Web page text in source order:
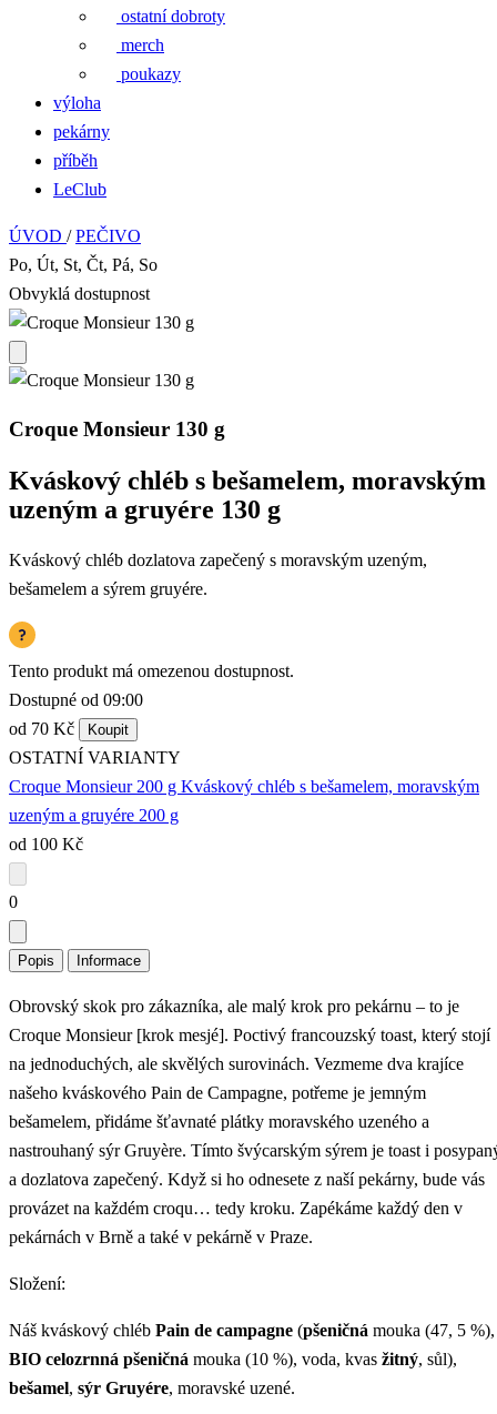
ostatní dobroty
merch
poukazy
výloha
pekárny
příběh
LeClub
ÚVOD / PEČIVO
Po, Út, St, Čt, Pá, So
Obvyklá dostupnost
Croque Monsieur 130 g
Kváskový chléb s bešamelem, moravským
uzeným a gruyére 130 g
Kváskový chléb dozlatova zapečený s moravským uzeným,
bešamelem a sýrem gruyére.
Tento produkt má omezenou dostupnost.
Dostupné od 09:00
od 70 Kč
Koupit
OSTATNÍ VARIANTY
Croque Monsieur 200 g Kváskový chléb s bešamelem, moravským
uzeným a gruyére 200 g
od 100 Kč
0
Popis Informace
Obrovský skok pro zákazníka, ale malý krok pro pekárnu – to je
Croque Monsieur [krok mesjé]. Poctivý francouzský toast, který stojí
na jednoduchých, ale skvělých surovinách. Vezmeme dva krajíce
našeho kváskového Pain de Campagne, potřeme je jemným
bešamelem, přidáme šťavnaté plátky moravského uzeného a
nastrouhaný sýr Gruyère. Tímto švýcarským sýrem je toast i
a dozlatova zapečený. Když si ho odnesete z naší pekárny, bude vás
provázet na každém croqu… tedy kroku. Zapékáme každý den v
pekárnách v Brně a také v pekárně v Praze.
Složení:
Náš kváskový chléb Pain de campagne (pšeničná mouka (47, 5 %),
BIO celozrnná pšeničná mouka (10 %), voda, kvas žitný, sůl),
bešamel, sýr Gruyére, moravské uzené.